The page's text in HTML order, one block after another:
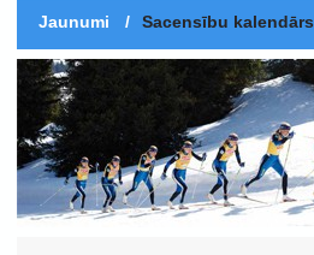
Jaunumi / Sacensību kalendārs